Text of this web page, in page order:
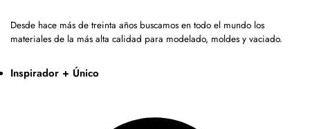
Desde hace más de treinta años buscamos en todo el mundo los
materiales de la más alta calidad para modelado, moldes y vaciado.
Inspirador + Único